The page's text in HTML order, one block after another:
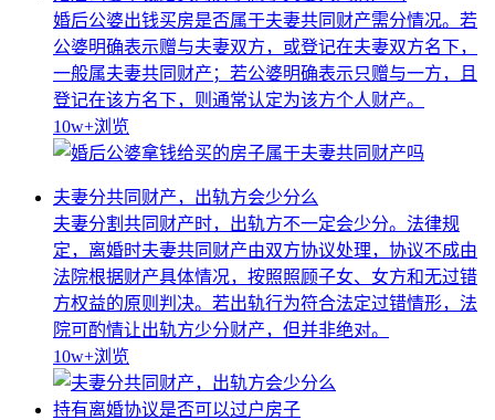
婚后公婆出钱买房是否属于夫妻共同财产需分情况。若
公婆明确表示赠与夫妻双方，或登记在夫妻双方名下，
一般属夫妻共同财产；若公婆明确表示只赠与一方，且
登记在该方名下，则通常认定为该方个人财产。
10w+浏览
夫妻分共同财产，出轨方会少分么
夫妻分割共同财产时，出轨方不一定会少分。法律规
定，离婚时夫妻共同财产由双方协议处理，协议不成由
法院根据财产具体情况，按照照顾子女、女方和无过错
方权益的原则判决。若出轨行为符合法定过错情形，法
院可酌情让出轨方少分财产，但并非绝对。
10w+浏览
持有离婚协议是否可以过户房子